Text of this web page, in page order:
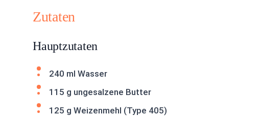
Zutaten
Hauptzutaten
240 ml Wasser
115 g ungesalzene Butter
125 g Weizenmehl (Type 405)